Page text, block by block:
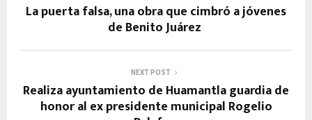
La puerta falsa, una obra que cimbró a jóvenes
de Benito Juárez
NEXT POST
Realiza ayuntamiento de Huamantla guardia de
honor al ex presidente municipal Rogelio